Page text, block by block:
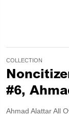
COLLECTION
#6,
Ahmad Alattar All